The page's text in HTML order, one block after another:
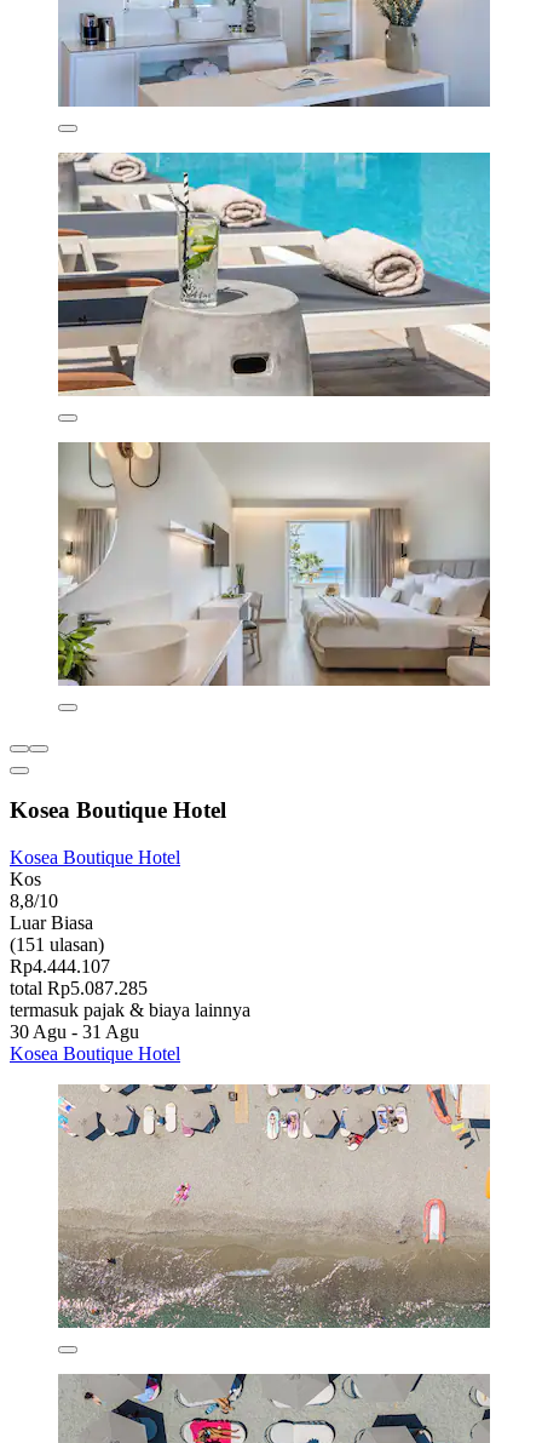
Kosea Boutique Hotel
Kosea Boutique Hotel
Kos
8,8/10
Luar Biasa
(151 ulasan)
Rp4.444.107
total Rp5.087.285
termasuk pajak & biaya lainnya
30 Agu - 31 Agu
Kosea Boutique Hotel